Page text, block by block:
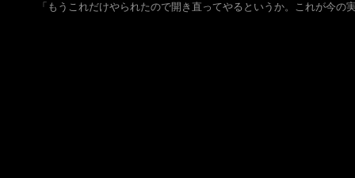
「もうこれだけやられたので開き直ってやるというか。これが今